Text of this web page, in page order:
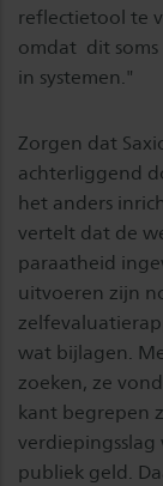
reflectietool te
omdat dit
in systemen."
Zorgen dat
achterliggend
het anders
vertelt dat de
paraatheid
uitvoeren zijn
wat bijlagen.
zoeken, ze
kant begrepen
publiek geld.